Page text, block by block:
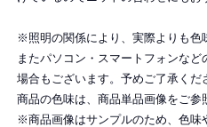
※照明の関係により、実際よりも色
またパソコン・スマートフォンな
場合もございます。予めご了承くだ
商品の色味は、商品単品画像をご参
※商品画像はサンプルのため、色味